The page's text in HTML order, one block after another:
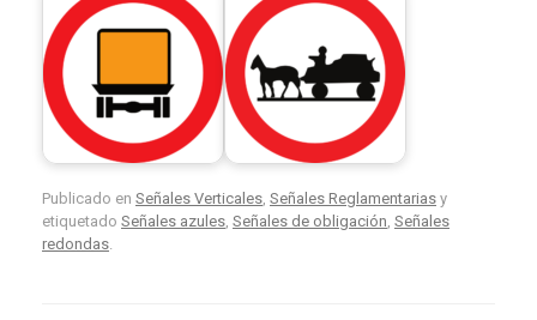
Publicado en Señales Verticales, Señales Reglamentarias y
etiquetado Señales azules, Señales de obligación, Señales
redondas.